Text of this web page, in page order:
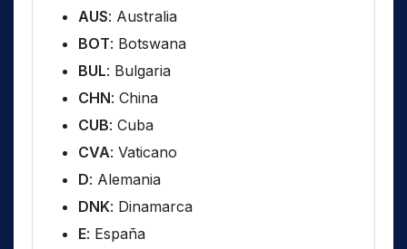
AUS: Australia
BOT: Botswana
BUL: Bulgaria
CHN: China
CUB: Cuba
CVA: Vaticano
D: Alemania
DNK: Dinamarca
E: España